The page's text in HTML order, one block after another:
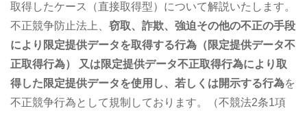
取得したケース（直接取得型）について解説いたします。
不正競争防止法上、 窃取、詐欺、強迫その他の不正の手段
により限定提供データを取得する行為（限定提供データ不
正取得行為） 又は限定提供データ不正取得行為により取
得した限定提供データを使用し、若しくは開示する行為を
不正競争行為として規制しております。（不競法2条1項